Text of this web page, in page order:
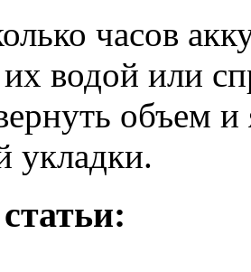
часов
водой или
объем и
укладки.